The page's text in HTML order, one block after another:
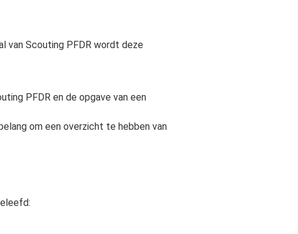
van Scouting PFDR wordt deze
PFDR en de opgave van een
om een overzicht te hebben van